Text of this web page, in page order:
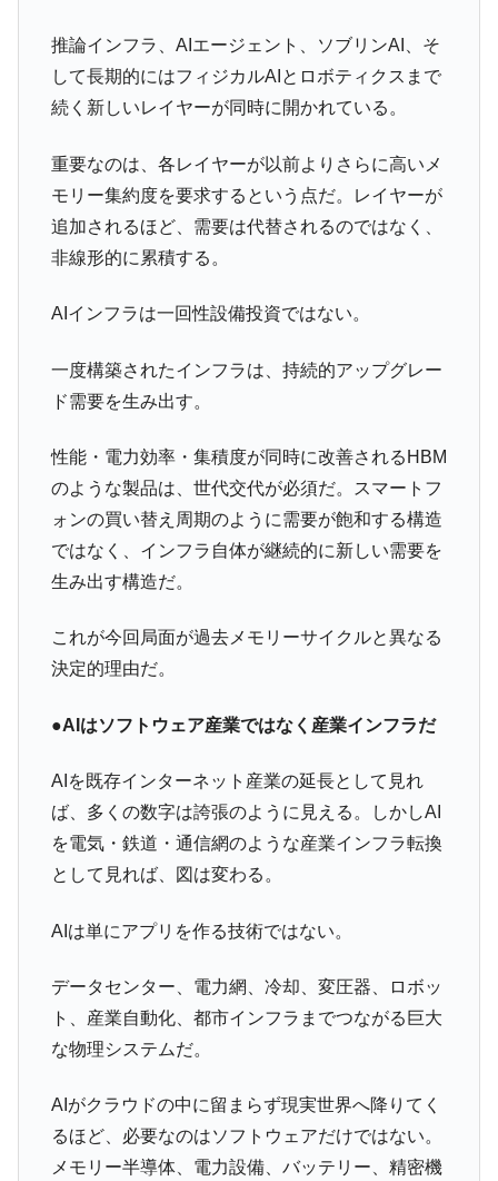
推論インフラ、AIエージェント、ソブリンAI、そ
して長期的にはフィジカルAIとロボティクスまで
続く新しいレイヤーが同時に開かれている。
重要なのは、各レイヤーが以前よりさらに高いメ
モリー集約度を要求するという点だ。レイヤーが
追加されるほど、需要は代替されるのではなく、
非線形的に累積する。
AIインフラは一回性設備投資ではない。
一度構築されたインフラは、持続的アップグレー
ド需要を生み出す。
性能・電力効率・集積度が同時に改善されるHBM
のような製品は、世代交代が必須だ。スマートフ
ォンの買い替え周期のように需要が飽和する構造
ではなく、インフラ自体が継続的に新しい需要を
生み出す構造だ。
これが今回局面が過去メモリーサイクルと異なる
決定的理由だ。
●AIはソフトウェア産業ではなく産業インフラだ
AIを既存インターネット産業の延長として見れ
ば、多くの数字は誇張のように見える。しかしAI
を電気・鉄道・通信網のような産業インフラ転換
として見れば、図は変わる。
AIは単にアプリを作る技術ではない。
データセンター、電力網、冷却、変圧器、ロボッ
ト、産業自動化、都市インフラまでつながる巨大
な物理システムだ。
AIがクラウドの中に留まらず現実世界へ降りてく
るほど、必要なのはソフトウェアだけではない。
メモリー半導体、電力設備、バッテリー、精密機